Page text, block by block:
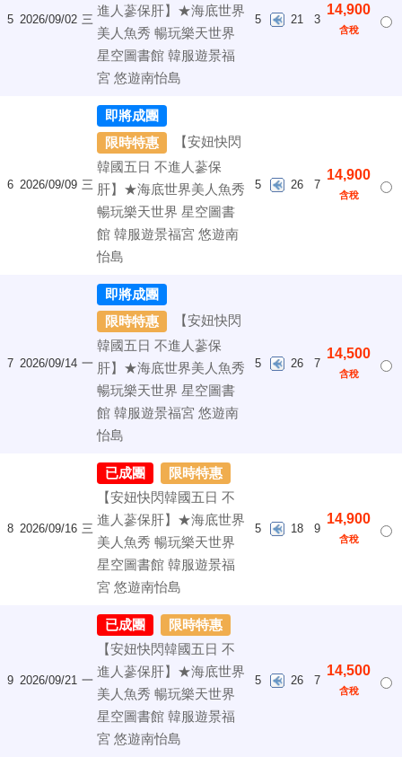
5 2026/09/02 三
進人蔘保肝】★海底世界
美人魚秀 暢玩樂天世界
星空圖書館 韓服遊景福
宮 悠遊南怡島
5 21 3
14,900
含稅
6 2026/09/09 三
即將成團
限時特惠
【安妞快閃
韓國五日 不進人蔘保
肝】★海底世界美人魚秀
暢玩樂天世界 星空圖書
館 韓服遊景福宮 悠遊南
怡島
5 26 7
14,900
含稅
7 2026/09/14 一
即將成團
限時特惠
【安妞快閃
韓國五日 不進人蔘保
肝】★海底世界美人魚秀
暢玩樂天世界 星空圖書
館 韓服遊景福宮 悠遊南
怡島
5 26 7
14,500
含稅
8 2026/09/16 三
已成團 限時特惠
【安妞快閃韓國五日 不
進人蔘保肝】★海底世界
美人魚秀 暢玩樂天世界
星空圖書館 韓服遊景福
宮 悠遊南怡島
5 18 9
14,900
含稅
9 2026/09/21 一
已成團 限時特惠
【安妞快閃韓國五日 不
進人蔘保肝】★海底世界
美人魚秀 暢玩樂天世界
星空圖書館 韓服遊景福
宮 悠遊南怡島
5 26 7
14,500
含稅